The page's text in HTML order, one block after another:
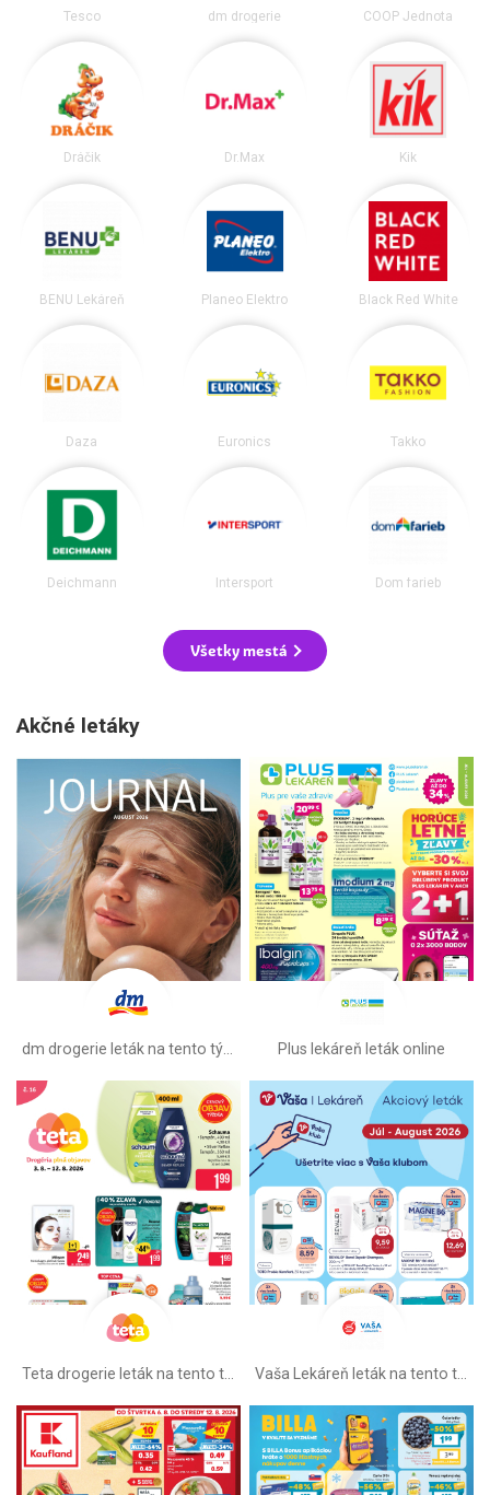
Tesco dm drogerie COOP Jednota
Dráčik Dr.Max Kik
BENU Lekáreň Planeo Elektro Black Red White
Daza Euronics Takko
Deichmann Intersport Dom farieb
Všetky mestá
Akčné letáky
Plus lekáreň leták online